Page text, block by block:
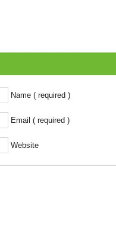
Name ( required )
Email ( required )
Website